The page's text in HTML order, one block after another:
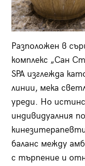
Разположен в
комплекс „Сан
SPA изглежда
линии, мека
уреди. Но
индивидуалния
баланс между
с търпение и